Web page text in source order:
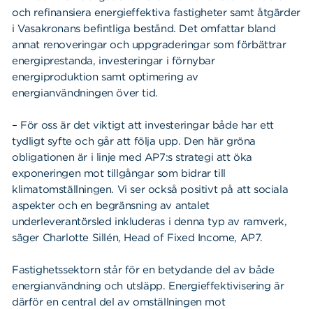
och refinansiera energieffektiva fastigheter samt åtgärder
i Vasakronans befintliga bestånd. Det omfattar bland
annat renoveringar och uppgraderingar som förbättrar
energiprestanda, investeringar i förnybar
energiproduktion samt optimering av
energianvändningen över tid.
– För oss är det viktigt att investeringar både har ett
tydligt syfte och går att följa upp. Den här gröna
obligationen är i linje med AP7:s strategi att öka
exponeringen mot tillgångar som bidrar till
klimatomställningen. Vi ser också positivt på att sociala
aspekter och en begränsning av antalet
underleverantörsled inkluderas i denna typ av ramverk,
säger Charlotte Sillén, Head of Fixed Income, AP7.
Fastighetssektorn står för en betydande del av både
energianvändning och utsläpp. Energieffektivisering är
därför en central del av omställningen mot
Nyheter
Våra dokument
Om Cookies
Policy om personuppgifter